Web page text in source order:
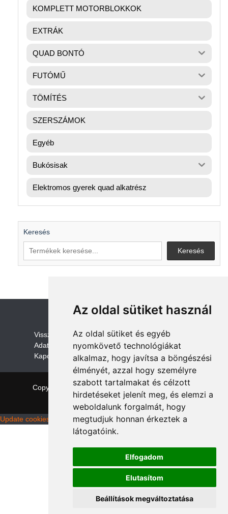
Az oldal sütiket használ
Az oldal sütiket és egyéb
nyomkövető technológiákat
alkalmaz, hogy javítsa a böngészési
élményét, azzal hogy személyre
szabott tartalmakat és célzott
hirdetéseket jelenít meg, és elemzi a
weboldalunk forgalmát, hogy
megtudjuk honnan érkeztek a
látogatóink.
Elfogadom
Elutasítom
Beállítások megváltoztatása
KOMPLETT MOTORBLOKKOK
EXTRÁK
QUAD BONTÓ
FUTÓMŰ
TÖMÍTÉS
SZERSZÁMOK
Egyéb
Bukósisak
Elektromos gyerek quad alkatrész
Keresés
Keresés
Visszaküldési és visszatérítési szabályzat
Adatvédelem /GDPR
Kapcsolat
Copyright © 2026 quadalkatreszek.com | Theme:
NewStoreby ThemeFarmer
Update cookies preferences